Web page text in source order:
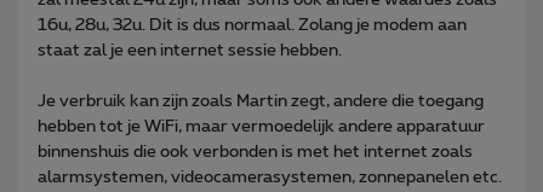
16u, 28u, 32u. Dit is dus normaal. Zolang je modem aan
staat zal je een internet sessie hebben.
Je verbruik kan zijn zoals Martin zegt, andere die toegang
hebben tot je WiFi, maar vermoedelijk andere apparatuur
binnenshuis die ook verbonden is met het internet zoals
alarmsystemen, videocamerasystemen, zonnepanelen etc.